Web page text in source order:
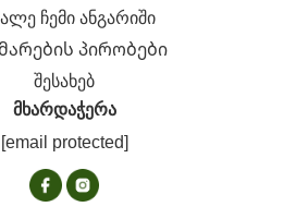
ჩემი ანგარიში
პირობები
შესახებ
მხარდაჭერა
[email protected]